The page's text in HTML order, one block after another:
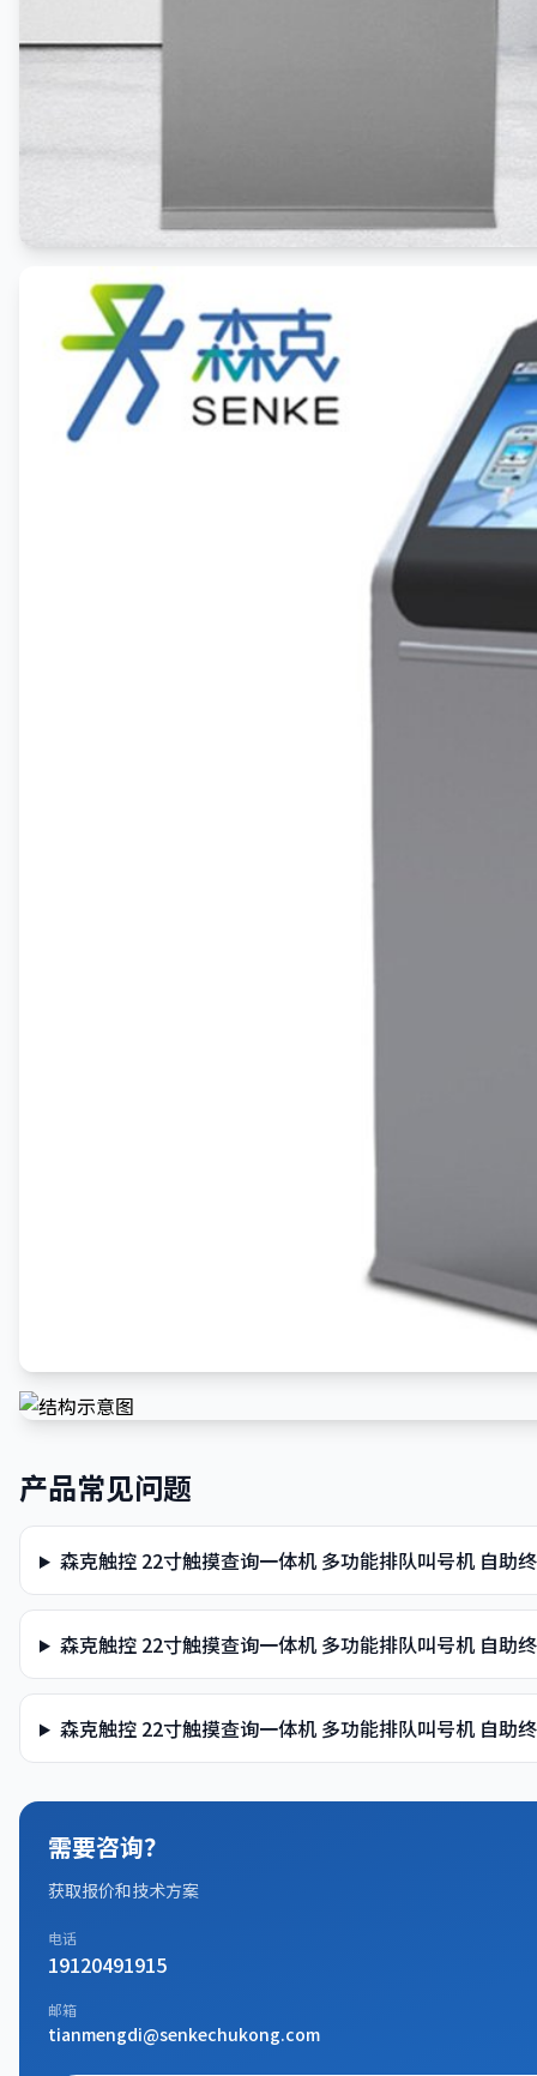
产品常见问题
森克触控 22寸触摸查询一体机 多功能排队叫号机 自助
森克触控 22寸触摸查询一体机 多功能排队叫号机 自助
森克触控 22寸触摸查询一体机 多功能排队叫号机 自助
需要咨询？
获取报价和技术方案
电话
19120491915
邮箱
tianmengdi@senkechukong.com